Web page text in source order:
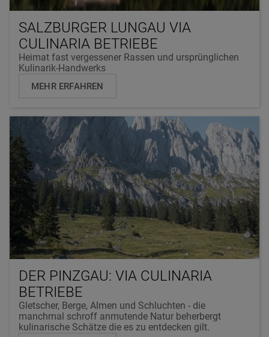
SALZBURGER LUNGAU VIA
CULINARIA BETRIEBE
Heimat fast vergessener Rassen und ursprünglichen
Kulinarik-Handwerks
MEHR ERFAHREN
DER PINZGAU: VIA CULINARIA
BETRIEBE
Gletscher, Berge, Almen und Schluchten - die
manchmal schroff anmutende Natur beherbergt
kulinarische Schätze die es zu entdecken gilt.